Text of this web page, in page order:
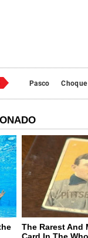
Pasco Choque